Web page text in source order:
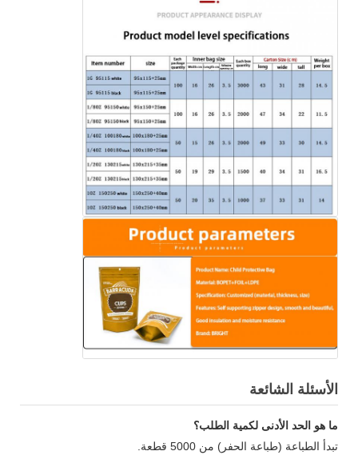
الأسئلة الشائعة
ما هو الحد الأدنى لكمية الطلب؟
تبدأ الطباعة (طباعة الحفر) من 5000 قطعة.